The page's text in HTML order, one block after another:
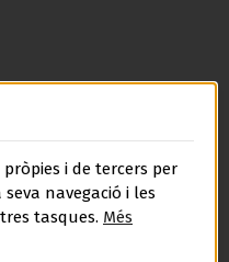
i de tercers per
navegació i les
tasques. Més